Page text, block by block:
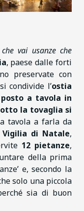
che vai usanze che
, paese dalle forti
preservate con
condivide l’ostia
a tavola in
la tovaglia si
tavola a farla da
di Natale,
12 pietanze,
della prima
e, secondo la
solo una piccola
sia di buon